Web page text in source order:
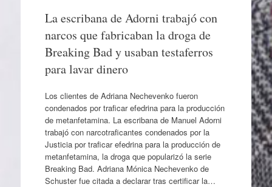
La escribana de Adorni trabajó con
narcos que fabricaban la droga de
Breaking Bad y usaban testaferros
para lavar dinero
Los clientes de Adriana Nechevenko fueron
condenados por traficar efedrina para la producción
de metanfetamina. La escribana de Manuel Adorni
trabajó con narcotraficantes condenados por la
Justicia por traficar efedrina para la producción de
metanfetamina, la droga que popularizó la serie
Breaking Bad. Adriana Mónica Nechevenko de
Schuster fue citada a declarar tras certificar la…